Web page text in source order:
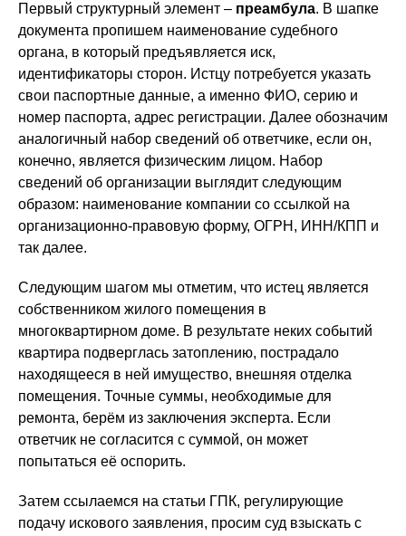
Первый структурный элемент – преамбула. В шапке
документа пропишем наименование судебного
органа, в который предъявляется иск,
идентификаторы сторон. Истцу потребуется указать
свои паспортные данные, а именно ФИО, серию и
номер паспорта, адрес регистрации. Далее обозначим
аналогичный набор сведений об ответчике, если он,
конечно, является физическим лицом. Набор
сведений об организации выглядит следующим
образом: наименование компании со ссылкой на
организационно-правовую форму, ОГРН, ИНН/КПП и
так далее.
Следующим шагом мы отметим, что истец является
собственником жилого помещения в
многоквартирном доме. В результате неких событий
квартира подверглась затоплению, пострадало
находящееся в ней имущество, внешняя отделка
помещения. Точные суммы, необходимые для
ремонта, берём из заключения эксперта. Если
ответчик не согласится с суммой, он может
попытаться её оспорить.
Затем ссылаемся на статьи ГПК, регулирующие
подачу искового заявления, просим суд взыскать с